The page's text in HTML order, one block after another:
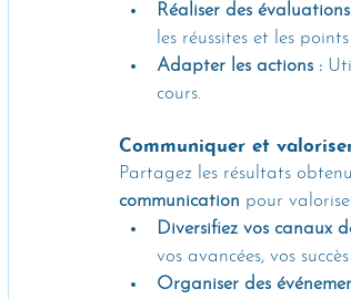
Réaliser des
les réussites et les
Adapter les actions :
cours.
Communiquer et
Partagez les résultats
communication pour
Diversifiez vos canaux
vos avancées, vos
Organiser des